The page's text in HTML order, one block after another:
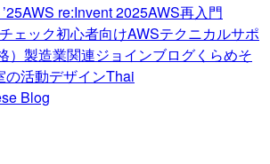
AWS re:Invent 2025AWS再入門
ェック初心者向けAWSテクニカルサポ
製造業関連ジョインブログくらめそ
の活動デザインThai
Blog